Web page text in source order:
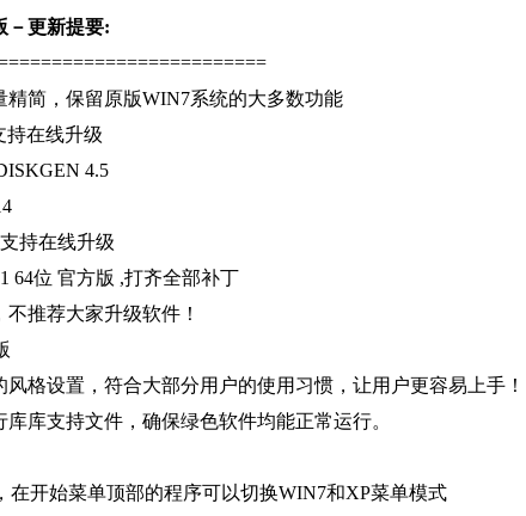
－更新提要:
精简，保留原版WIN7系统的大多数功能
持在线升级
4.5
持在线升级
64位 官方版 ,打齐全部补丁
推荐大家升级软件！
格设置，符合大部分用户的使用习惯，让用户更容易上手！
库支持文件，确保绿色软件均能正常运行。
在开始菜单顶部的程序可以切换WIN7和XP菜单模式